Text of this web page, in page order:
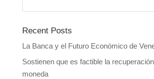
Recent Posts
La Banca y el Futuro Económico de
Sostienen que es factible la
moneda